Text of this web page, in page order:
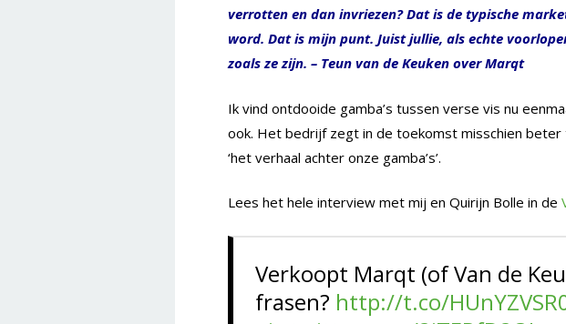
verrotten en dan invriezen? Dat is de typische
word. Dat is mijn punt. Juist jullie, als echte
zoals ze zijn. – Teun van de Keuken over Marqt
Ik vind ontdooide gamba’s tussen verse vis nu
ook. Het bedrijf zegt in de toekomst misschien beter
‘het verhaal achter onze gamba’s’.
Lees het hele interview met mij en Quirijn Bolle in de
Verkoopt Marqt (of Van de
frasen? http://t.co/